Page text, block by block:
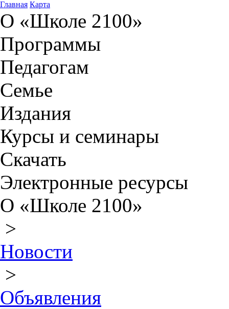
Главная Карта
О «Школе 2100»
Программы
Педагогам
Семье
Издания
Курсы и семинары
Скачать
Электронные ресурсы
О «Школе 2100»
>
Новости
>
Объявления